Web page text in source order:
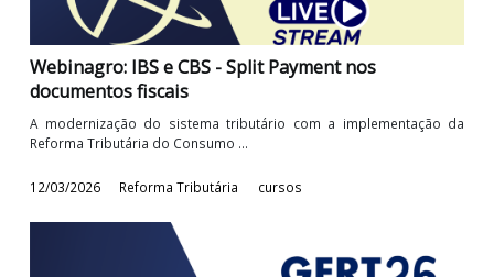
novo contexto do IBS e da CBS no agro
Fundamentos, estrutura e alcance da reforma tributária do
no planejamento estratégico ...